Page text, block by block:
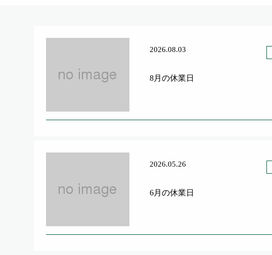
2026.08.03
8月の休業日
2026.05.26
6月の休業日